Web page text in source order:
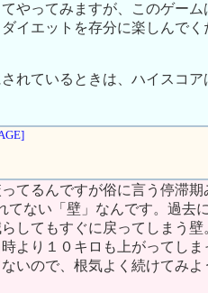
やってみますが、このゲー
ダイエットを存分に楽しんで
れているときは、ハイスコ
てるんですが俗に言う停滞
てない「壁」なんです。過去
してもすぐに戻ってしまう
より１０キロも上がってしま
いので、根気よく続けてみ